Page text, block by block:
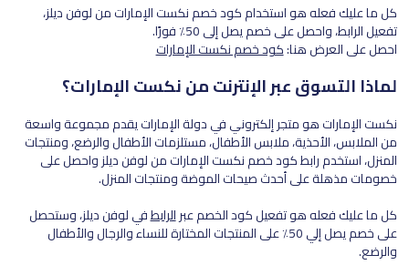
كل ما عليك فعله هو استخدام كود خصم نكست الإمارات من لوفن ديلز،
تفعيل الرابط، واحصل على خصم يصل إلى 50٪ فورًا.
احصل على العرض هنا:كود خصم نكست الإمارات
لماذا التسوق عبر الإنترنت من نكست الإمارات؟
نكست الإمارات هو متجر إلكتروني في دولة الإمارات يقدم مجموعة واسعة
من الملابس، الأحذية، ملابس الأطفال، مستلزمات الأطفال والرضع، ومنتجات
المنزل، استخدم رابط كود خصم نكست الإمارات من لوفن ديلز واحصل على
خصومات مذهلة على أحدث صيحات الموضة ومنتجات المنزل.
كل ما عليك فعله هو تفعيل كود الخصم عبرالرابطفي لوفن ديلز، وستحصل
على خصم يصل إلي 50٪ على المنتجات المختارة للنساء والرجال والأطفال
والرضع.